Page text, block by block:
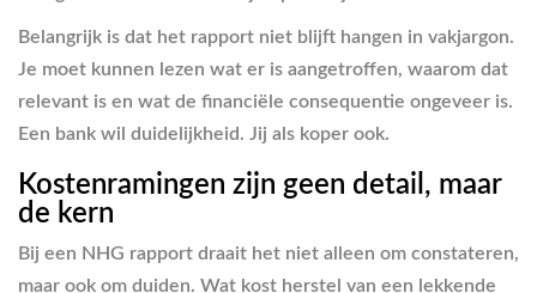
Belangrijk is dat het rapport niet blijft hangen in vakjargon.
Je moet kunnen lezen wat er is aangetroffen, waarom dat
relevant is en wat de financiële consequentie ongeveer is.
Een bank wil duidelijkheid. Jij als koper ook.
Kostenramingen zijn geen detail, maar
de kern
Bij een NHG rapport draait het niet alleen om constateren,
maar ook om duiden. Wat kost herstel van een lekkende